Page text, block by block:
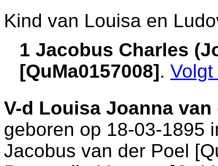
Kind van Louisa en
1 Jacobus Charles
[QuMa0157008]. Volgt
V-d Louisa Joanna van
geboren op 18-03-1895
Jacobus van der Poel